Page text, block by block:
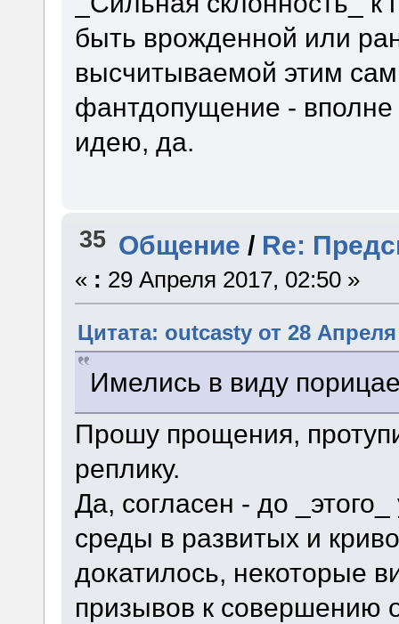
быть врожденной или
высчитываемой этим
фантдопущение - вполне
идею, да.
35 Общение / Re:
« : 29 Апреля 2017, 02:50 »
Цитата: outcasty от 28 Апреля
Имелись в виду
Прошу прощения,
реплику.
Да, согласен - до
среды в развитых и
докатилось, некоторые
призывов к совершению